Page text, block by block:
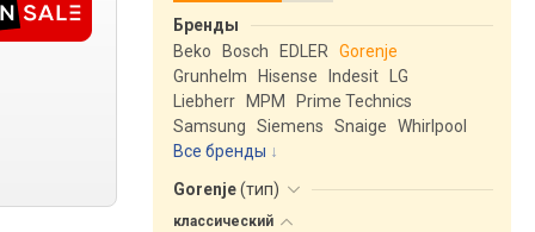
Бренды
Beko
Bosch EDLER
Gorenje
Grunhelm
Hisense Indesit
LG
Liebherr
MPM
Prime Technics
Samsung
Siemens Snaige
Whirlpool
Все бренды
Gorenje(тип)
классический